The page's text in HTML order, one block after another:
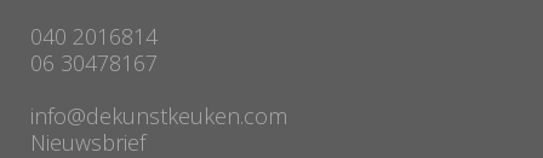
040 2016814
06 30478167
info@dekunstkeuken.com
Nieuwsbrief